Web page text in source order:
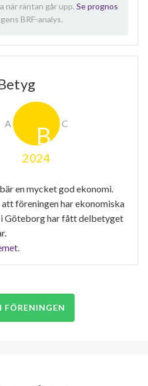
när räntan går upp. Se prognos
BRF-analys.
2024
en mycket god ekonomi.
föreningen har ekonomiska
i Göteborg har fått delbetyget
FÖRENINGEN